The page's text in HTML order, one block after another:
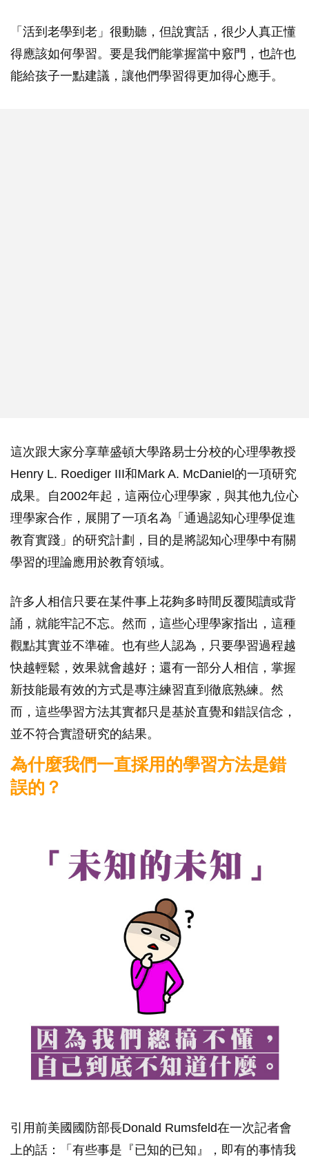
「活到老學到老」很動聽，但說實話，很少人真正懂
得應該如何學習。要是我們能掌握當中竅門，也許也
能給孩子一點建議，讓他們學習得更加得心應手。
這次跟大家分享華盛頓大學路易士分校的心理學教授
Henry L. Roediger III和Mark A. McDaniel的一項研究
成果。自2002年起，這兩位心理學家，與其他九位心
理學家合作，展開了一項名為「通過認知心理學促進
教育實踐」的研究計劃，目的是將認知心理學中有關
學習的理論應用於教育領域。
許多人相信只要在某件事上花夠多時間反覆閱讀或背
誦，就能牢記不忘。然而，這些心理學家指出，這種
觀點其實並不準確。也有些人認為，只要學習過程越
快越輕鬆，效果就會越好；還有一部分人相信，掌握
新技能最有效的方式是專注練習直到徹底熟練。然
而，這些學習方法其實都只是基於直覺和錯誤信念，
並不符合實證研究的結果。
為什麼我們一直採用的學習方法是錯
誤的？
引用前美國國防部長Donald Rumsfeld在一次記者會
上的話：「有些事是『已知的已知』，即有的事情我